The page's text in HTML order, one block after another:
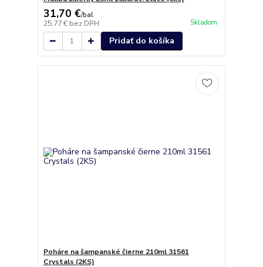
31,70 €/bal
25,77 € bez DPH Skladom
Pridať do košíka
Poháre na šampanské čierne 210ml 31561
Crystals (2KS)